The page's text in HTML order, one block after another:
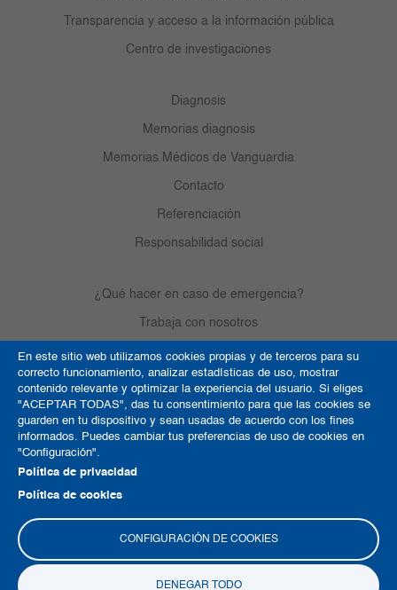
En este sitio web utilizamos cookies propias y de terceros para su
correcto funcionamiento, analizar estadísticas de uso, mostrar
contenido relevante y optimizar la experiencia del usuario. Si eliges
"ACEPTAR TODAS", das tu consentimiento para que las cookies se
guarden en tu dispositivo y sean usadas de acuerdo con los fines
informados. Puedes cambiar tus preferencias de uso de cookies en
"Configuración".
Política de privacidad
Política de cookies
CONFIGURACIÓN DE COOKIES
DENEGAR TODO
Transparencia y acceso a la información pública
Centro de investigaciones
Diagnosis
Memorias diagnosis
Memorias Médicos de Vanguardia
Contacto
Referenciación
Responsabilidad social
¿Qué hacer en caso de emergencia?
Trabaja con nosotros
Derechos de autor
Política de Cookies
Términos y condiciones